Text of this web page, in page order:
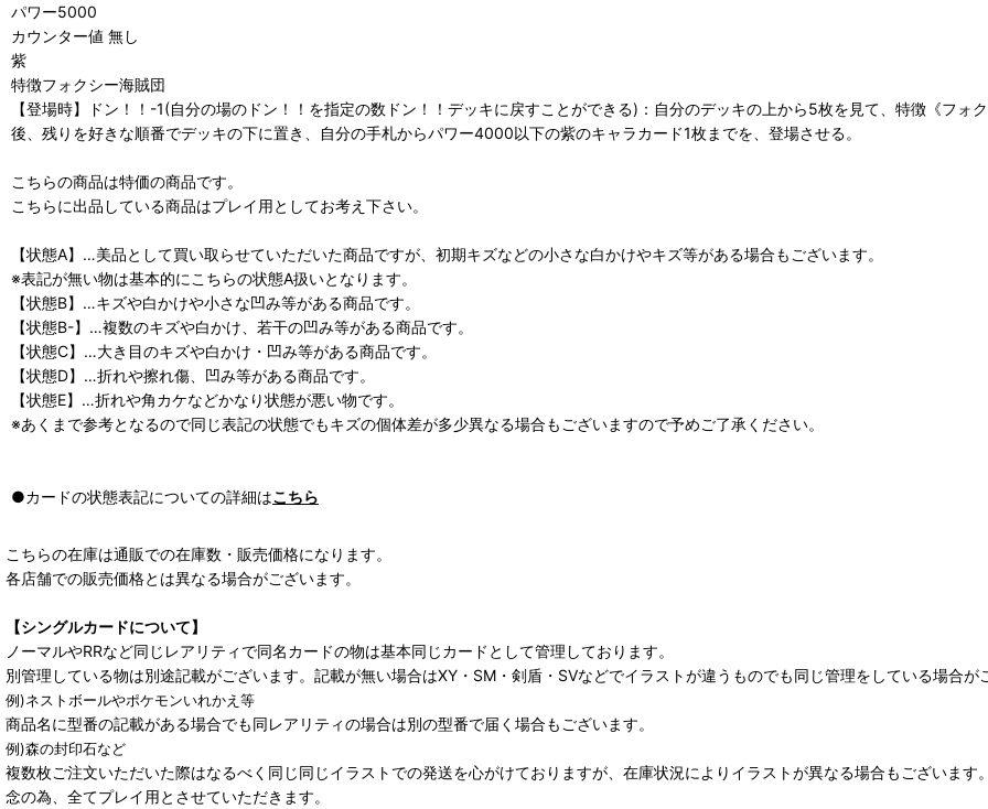
パワー5000
カウンター値 無し
紫
特徴フォクシー海賊団
【登場時】ドン！！-1(自分の場のドン！！を指定の数ドン！！デッキに戻すことができる)：自分のデッキの上から5枚を見て、特徴《フ
後、残りを好きな順番でデッキの下に置き、自分の手札からパワー4000以下の紫のキャラカード1枚までを、登場させる。
こちらの商品は特価の商品です。
こちらに出品している商品はプレイ用としてお考え下さい。
【状態A】…美品として買い取らせていただいた商品ですが、初期キズなどの小さな白かけやキズ等がある場合もございます。
※表記が無い物は基本的にこちらの状態A扱いとなります。
【状態B】…キズや白かけや小さな凹み等がある商品です。
【状態B-】…複数のキズや白かけ、若干の凹み等がある商品です。
【状態C】…大き目のキズや白かけ・凹み等がある商品です。
【状態D】…折れや擦れ傷、凹み等がある商品です。
【状態E】…折れや角カケなどかなり状態が悪い物です。
※あくまで参考となるので同じ表記の状態でもキズの個体差が多少異なる場合もございますので予めご了承ください。
●カードの状態表記についての詳細はこちら
こちらの在庫は通販での在庫数・販売価格になります。
各店舗での販売価格とは異なる場合がございます。
【シングルカードについて】
ノーマルやRRなど同じレアリティで同名カードの物は基本同じカードとして管理しております。
別管理している物は別途記載がございます。記載が無い場合はXY・SM・剣盾・SVなどでイラストが違うものでも同じ管理をしている場合が
例)ネストボールやポケモンいれかえ等
商品名に型番の記載がある場合でも同レアリティの場合は別の型番で届く場合もございます。
例)森の封印石など
複数枚ご注文いただいた際はなるべく同じ同じイラストでの発送を心がけておりますが、在庫状況によりイラストが異なる場合もございます。
念の為、全てプレイ用とさせていただきます。